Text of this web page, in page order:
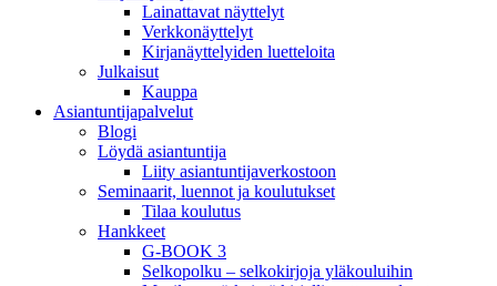
Lainattavat näyttelyt
Verkkonäyttelyt
Kirjanäyttelyiden luetteloita
Julkaisut
Kauppa
Asiantuntija­palvelut
Blogi
Löydä asiantuntija
Liity asiantuntijaverkostoon
Seminaarit, luennot ja koulutukset
Tilaa koulutus
Hankkeet
G-BOOK 3
Selkopolku – selkokirjoja yläkouluihin